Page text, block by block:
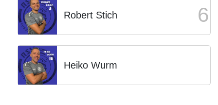
Robert Stich 6
Heiko Wurm